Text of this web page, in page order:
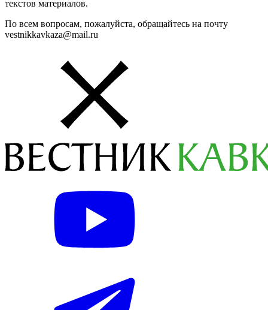
текстов материалов.
По всем вопросам, пожалуйста, обращайтесь на почту
vestnikkavkaza@mail.ru